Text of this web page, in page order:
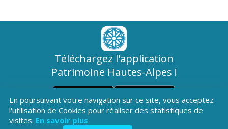
Téléchargez l'application
Patrimoine Hautes-Alpes !
En poursuivant votre navigation sur ce site, vous acceptez
l'utilisation de Cookies pour réaliser des statistiques de
visites. En savoir plus